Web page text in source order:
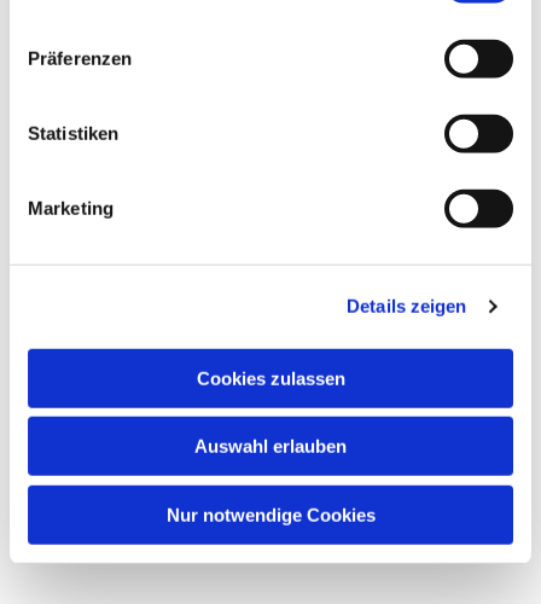
Präferenzen
Statistiken
Marketing
Details zeigen
Cookies zulassen
Auswahl erlauben
Nur notwendige Cookies
Dies könnte Sie auch